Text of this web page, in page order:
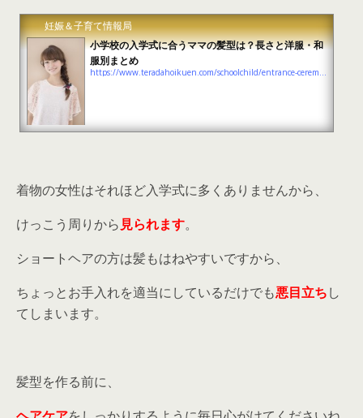
妊娠＆子育て情報局
小学校の入学式に合うママの髪型は？長さと洋服・和
服別まとめ
https://www.teradahoikuen.com/schoolchild/entrance-ceremony-hairstyle
着物の女性はそれほど入学式に多くありませんから、
けっこう周りから 見られます。
ショートヘアの方は髪もはねやすいですから、
ちょっとお手入れを適当にしているだけでも悪目立ちし
てしまいます。
髪型を作る前に、